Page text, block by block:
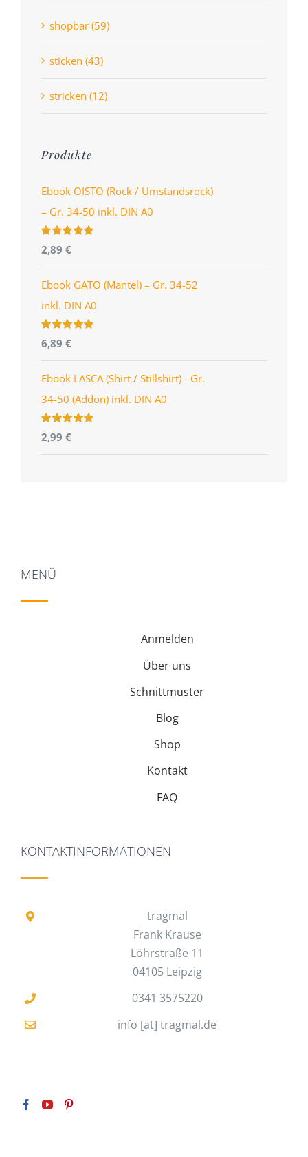
shopbar (59)
sticken (43)
stricken (12)
Produkte
Ebook OISTO (Rock / Umstandsrock)
– Gr. 34-50 inkl. DIN A0
Bewertet
mit4.96
5
2,89 €
Ebook GATO (Mantel) – Gr. 34-52
inkl. DIN A0
Bewertet
mit5.00
5
6,89 €
Ebook LASCA (Shirt / Stillshirt) - Gr.
34-50 (Addon) inkl. DIN A0
Bewertet
mit 5.00
5
2,99 €
MENÜ
Anmelden
Über uns
Schnittmuster
Blog
Shop
Kontakt
FAQ
KONTAKTINFORMATIONEN
tragmal
Frank Krause
Löhrstraße 11
04105 Leipzig
0341 3575220
info [at] tragmal.de